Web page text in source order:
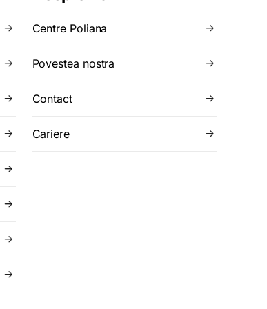
Centre Poliana
Povestea nostra
Contact
Cariere